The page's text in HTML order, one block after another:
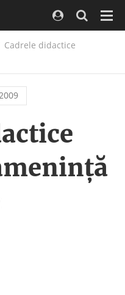
Cadrele didactice